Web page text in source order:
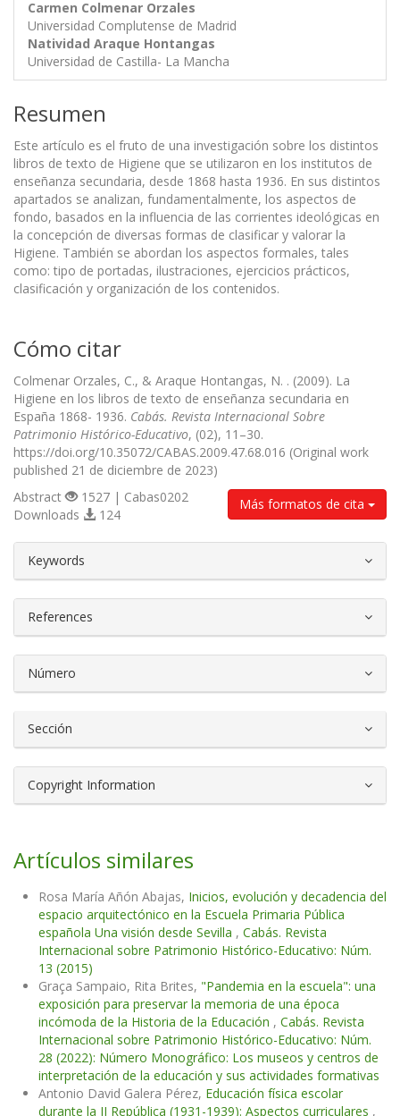
Carmen Colmenar Orzales
Universidad Complutense de Madrid
Natividad Araque Hontangas
Universidad de Castilla- La Mancha
Resumen
Este artículo es el fruto de una investigación sobre los distintos
libros de texto de Higiene que se utilizaron en los institutos de
enseñanza secundaria, desde 1868 hasta 1936. En sus distintos
apartados se analizan, fundamentalmente, los aspectos de
fondo, basados en la influencia de las corrientes ideológicas en
la concepción de diversas formas de clasificar y valorar la
Higiene. También se abordan los aspectos formales, tales
como: tipo de portadas, ilustraciones, ejercicios prácticos,
clasificación y organización de los contenidos.
Cómo citar
Colmenar Orzales, C., & Araque Hontangas, N. . (2009). La
Higiene en los libros de texto de enseñanza secundaria en
España 1868- 1936. Cabás. Revista Internacional Sobre
Patrimonio Histórico-Educativo, (02), 11–30.
https://doi.org/10.35072/CABAS.2009.47.68.016 (Original work
published 21 de diciembre de 2023)
Más formatos de cita
Abstract
1527 | Cabas0202
Downloads
124
Keywords
References
Número
Sección
Copyright Information
Artículos similares
Rosa María Añón Abajas, Inicios, evolución y decadencia del
espacio arquitectónico en la Escuela Primaria Pública
española Una visión desde Sevilla , Cabás. Revista
Internacional sobre Patrimonio Histórico-Educativo: Núm.
13 (2015)
Graça Sampaio, Rita Brites, "Pandemia en la escuela": una
exposición para preservar la memoria de una época
incómoda de la Historia de la Educación , Cabás. Revista
Internacional sobre Patrimonio Histórico-Educativo: Núm.
28 (2022): Número Monográfico: Los museos y centros de
interpretación de la educación y sus actividades formativas
Antonio David Galera Pérez, Educación física escolar
durante la II República (1931-1939): Aspectos curriculares ,